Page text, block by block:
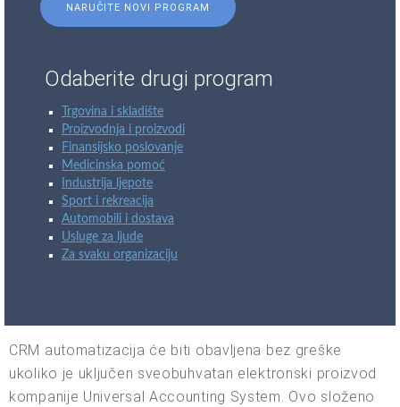
NARUČITE NOVI PROGRAM
Odaberite drugi program
Trgovina i skladište
Proizvodnja i proizvodi
Finansijsko poslovanje
Medicinska pomoć
Industrija ljepote
Sport i rekreacija
Automobili i dostava
Usluge za ljude
Za svaku organizaciju
CRM automatizacija će biti obavljena bez greške
ukoliko je uključen sveobuhvatan elektronski proizvod
kompanije Universal Accounting System. Ovo složeno